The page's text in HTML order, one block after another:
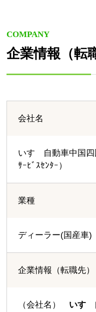
COMPANY
企業情報（転
会社名
いすゞ自動車中国
ｻｰﾋﾞｽｾﾝﾀｰ）
業種
ディーラー(国産車)
企業情報（転職先）
（会社名） いす